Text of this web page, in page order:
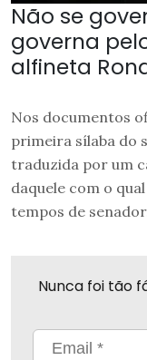
Não se
governa
alfineta
Nos documentos
primeira sílaba do
traduzida por um
daquele com o
tempos de
Nunca foi tão